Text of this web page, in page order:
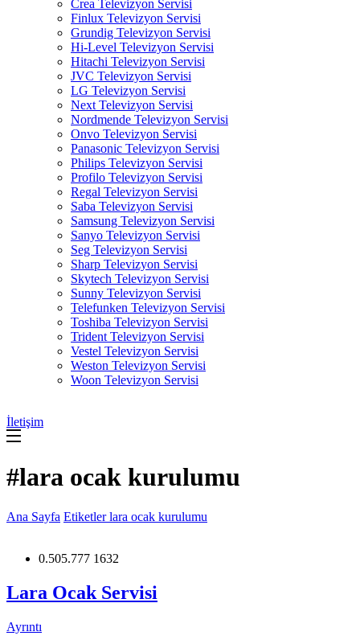
Crea Televizyon Servisi
Finlux Televizyon Servisi
Grundig Televizyon Servisi
Hi-Level Televizyon Servisi
Hitachi Televizyon Servisi
JVC Televizyon Servisi
LG Televizyon Servisi
Next Televizyon Servisi
Nordmende Televizyon Servisi
Onvo Televizyon Servisi
Panasonic Televizyon Servisi
Philips Televizyon Servisi
Profilo Televizyon Servisi
Regal Televizyon Servisi
Saba Televizyon Servisi
Samsung Televizyon Servisi
Sanyo Televizyon Servisi
Seg Televizyon Servisi
Sharp Televizyon Servisi
Skytech Televizyon Servisi
Sunny Televizyon Servisi
Telefunken Televizyon Servisi
Toshiba Televizyon Servisi
Trident Televizyon Servisi
Vestel Televizyon Servisi
Weston Televizyon Servisi
Woon Televizyon Servisi
İletişim
#lara ocak kurulumu
Ana Sayfa Etiketlerlara ocak kurulumu
0.505.777 1632
Lara Ocak Servisi
Ayrıntı